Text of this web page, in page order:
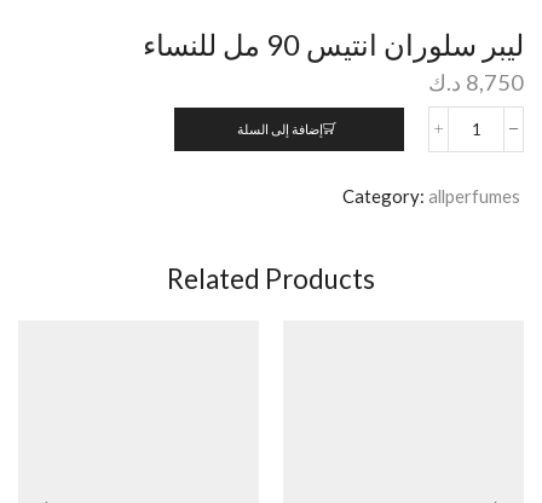
ليبر سلوران انتيس 90 مل للنساء
8,750 د.ك
إضافة إلى السلة
Category: allperfumes
Related Products